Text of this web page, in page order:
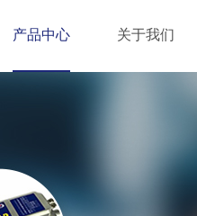
产品中心 关于我们